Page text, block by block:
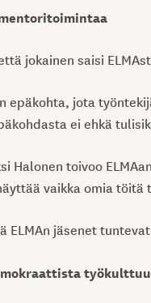
jokainen saisi
epäkohta, jota
ei ehkä
Halonen toivoo
vaikka omia
ELMAn jäsenet